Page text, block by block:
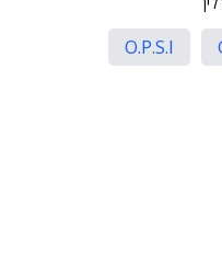
O.P.S.I